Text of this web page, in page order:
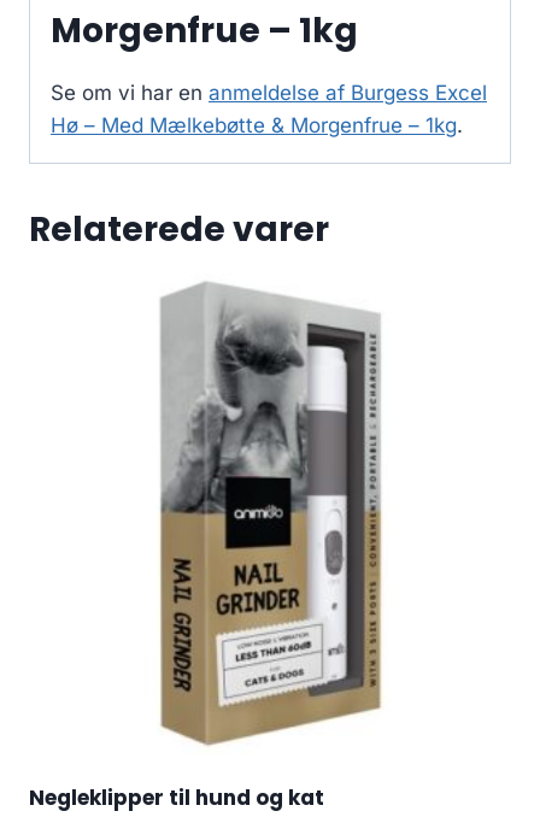
Morgenfrue – 1kg
Se om vi har en anmeldelse af Burgess Excel
Hø – Med Mælkebøtte & Morgenfrue – 1kg.
Relaterede varer
Negleklipper til hund og kat